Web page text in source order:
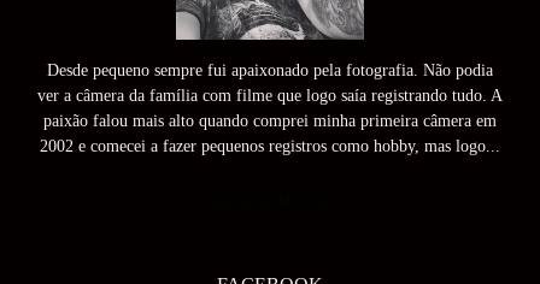
Desde pequeno sempre fui apaixonado pela fotografia. Não podia
ver a câmera da família com filme que logo saía registrando tudo. A
paixão falou mais alto quando comprei minha primeira câmera em
2002 e comecei a fazer pequenos registros como hobby, mas logo...